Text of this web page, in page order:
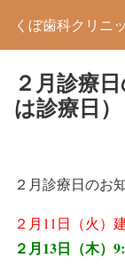
くぼ歯科クリニ
２月診療
は診療日）
２月診療日のお
２月11日（火
２月13日（木）